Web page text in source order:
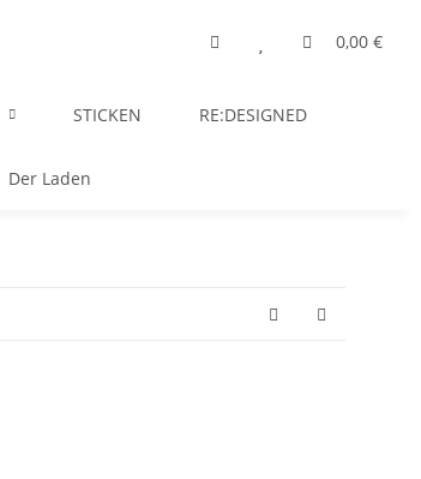
0,00 €
STICKEN RE:DESIGNED
Der Laden